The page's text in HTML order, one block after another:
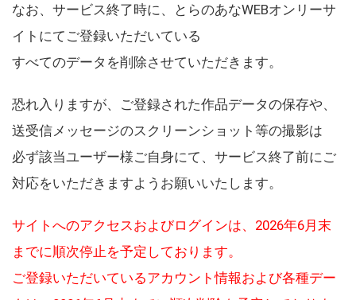
なお、サービス終了時に、とらのあなWEBオンリーサ
イトにてご登録いただいている
すべてのデータを削除させていただきます。
恐れ入りますが、ご登録された作品データの保存や、
送受信メッセージのスクリーンショット等の撮影は
必ず該当ユーザー様ご自身にて、サービス終了前にご
対応をいただきますようお願いいたします。
サイトへのアクセスおよびログインは、2026年6月末
までに順次停止を予定しております。
ご登録いただいているアカウント情報および各種デー